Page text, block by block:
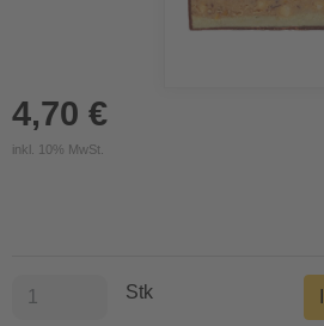
4,70 €
inkl. 10% MwSt.
Stk